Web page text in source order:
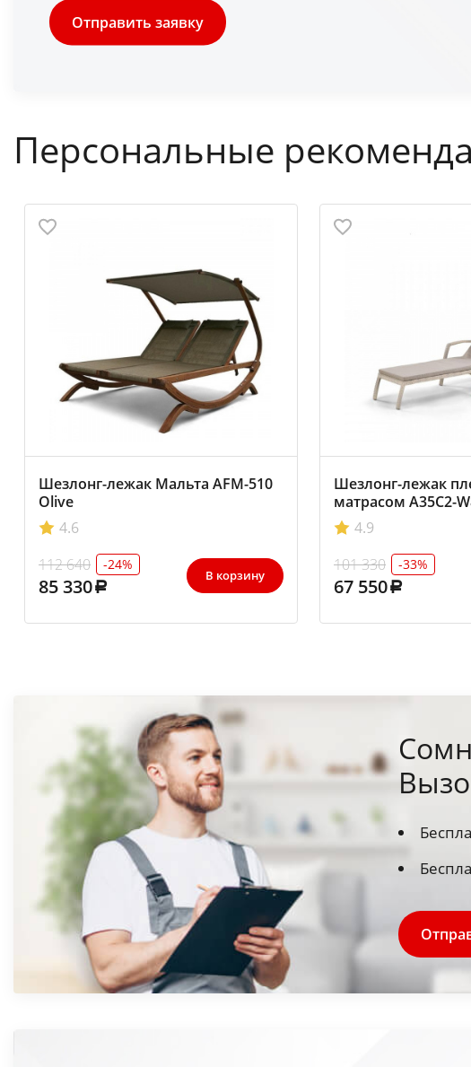
Отправить заявку
Персональные
Шезлонг-лежак Мальта AFM-510
Olive
4.6
112 640
-24%
85 330 В корзину
Шезлонг-лежак
матрасом A35C2-
4.9
101 330
-33%
67 550